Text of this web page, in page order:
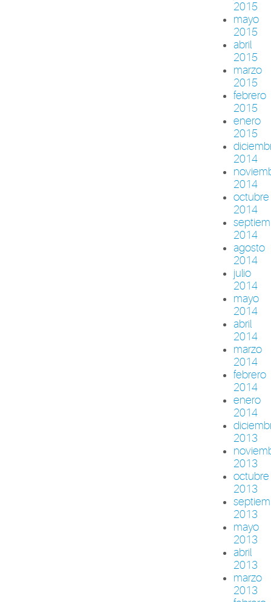
2015
mayo
2015
abril
2015
marzo
2015
febrero
2015
enero
2015
2014
2014
octubre
2014
2014
agosto
2014
julio
2014
mayo
2014
abril
2014
marzo
2014
febrero
2014
enero
2014
2013
2013
octubre
2013
2013
mayo
2013
abril
2013
marzo
2013